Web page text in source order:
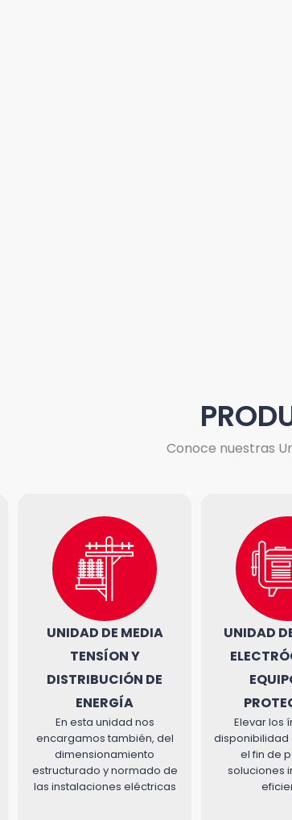
negocio se
Conoce nuestras
UNIDAD DE MEDIA
TENSÍON Y
DISTRIBUCIÓN DE
ENERGÍA
En esta unidad nos
encargamos también, del
dimensionamiento
estructurado y normado de
las instalaciones eléctricas
UNIDAD
Elevar los
disponibilidad
el fin de
soluciones